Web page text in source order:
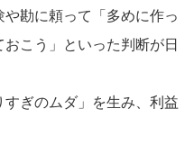
勘に頼って「多めに作っ
こう」といった判断が日
ぎのムダ」を生み、利益